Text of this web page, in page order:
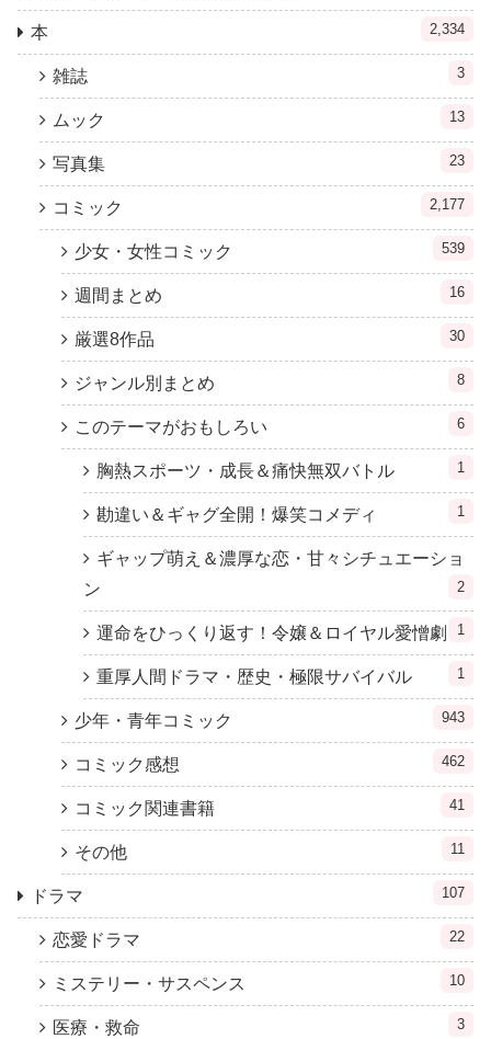
本 2,334
雑誌 3
ムック 13
写真集 23
コミック 2,177
少女・女性コミック 539
週間まとめ 16
厳選8作品 30
ジャンル別まとめ 8
このテーマがおもしろい 6
胸熱スポーツ・成長＆痛快無双バトル 1
勘違い＆ギャグ全開！爆笑コメディ 1
ギャップ萌え＆濃厚な恋・甘々シチュエーショ
ン
2
運命をひっくり返す！令嬢＆ロイヤル愛憎劇 1
重厚人間ドラマ・歴史・極限サバイバル 1
少年・青年コミック 943
コミック感想 462
コミック関連書籍 41
その他 11
ドラマ 107
恋愛ドラマ 22
ミステリー・サスペンス 10
医療・救命 3